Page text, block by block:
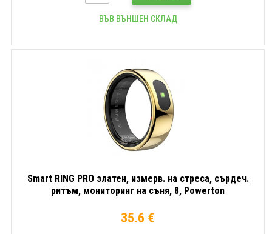
ВЪВ ВЪНШЕН СКЛАД
Smart RING PRO златен, измерв. на стреса, сърдеч.
ритъм, мониторинг на съня, 8, Powerton
35.6 €